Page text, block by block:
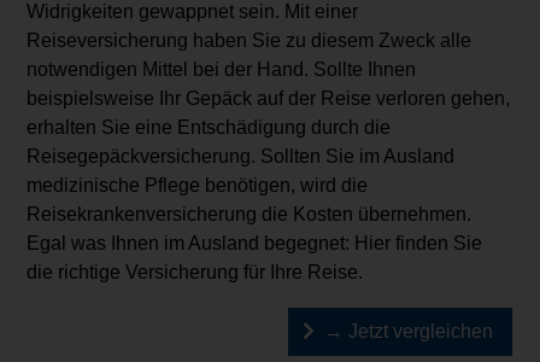
Widrigkeiten gewappnet sein. Mit einer
Reiseversicherung haben Sie zu diesem Zweck alle
notwendigen Mittel bei der Hand. Sollte Ihnen
beispielsweise Ihr Gepäck auf der Reise verloren gehen,
erhalten Sie eine Entschädigung durch die
Reisegepäckversicherung. Sollten Sie im Ausland
medizinische Pflege benötigen, wird die
Reisekrankenversicherung die Kosten übernehmen.
Egal was Ihnen im Ausland begegnet: Hier finden Sie
die richtige Versicherung für Ihre Reise.
→ Jetzt vergleichen